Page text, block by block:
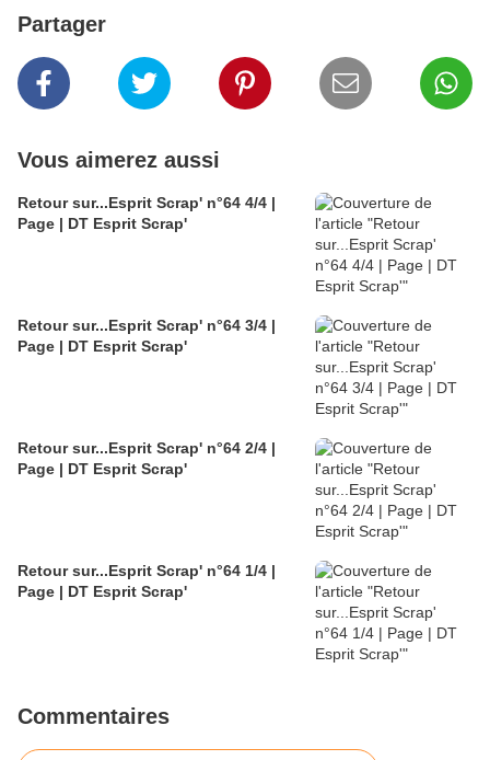
Partager
Vous aimerez aussi
Retour sur...Esprit Scrap' n°64 4/4 |
Page | DT Esprit Scrap'
Retour sur...Esprit Scrap' n°64 3/4 |
Page | DT Esprit Scrap'
Retour sur...Esprit Scrap' n°64 2/4 |
Page | DT Esprit Scrap'
Retour sur...Esprit Scrap' n°64 1/4 |
Page | DT Esprit Scrap'
Commentaires